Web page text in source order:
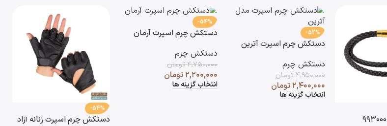
-52%
دستکش چرم اسپرت آترین
دستکش چرم
۴,۹۵۰,۰۰۰تومان
۲,۴۰۰,۰۰۰تومان
انتخاب گزینه ها
-54%
دستکش چرم اسپرت آرمان
دستکش چرم
۴,۷۵۰,۰۰۰تومان
۲,۲۰۰,۰۰۰تومان
انتخاب گزینه ها
-54%
دستکش چرم اسپرت زنانه آزاد